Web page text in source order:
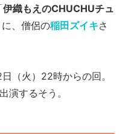
伊織もえのCHUCHUチュ
に、僧侶の稲田ズイキさ
（火）22時からの回。
演するそう。